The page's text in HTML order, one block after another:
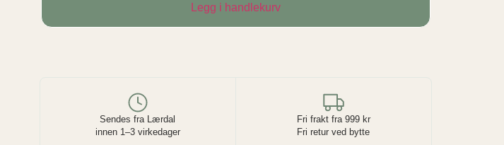
Legg i handlekurv
Sendes fra Lærdal
innen 1–3 virkedager
Fri frakt fra 999 kr
Fri retur ved bytte